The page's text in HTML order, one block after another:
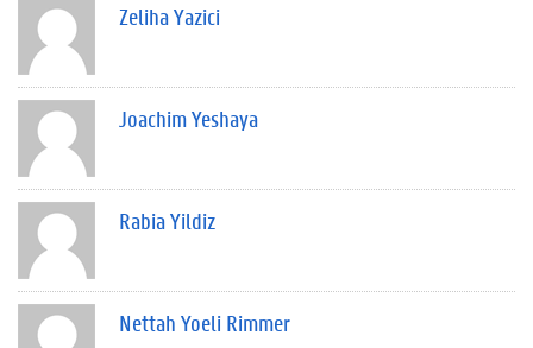
Zeliha Yazici
Joachim Yeshaya
Rabia Yildiz
Nettah Yoeli Rimmer